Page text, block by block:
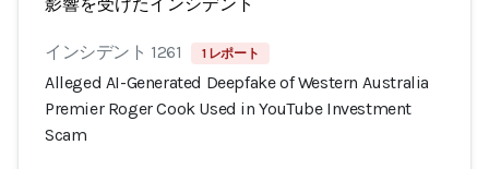
インシデント 1261 1 レポート
Alleged AI-Generated Deepfake of Western Australia
Premier Roger Cook Used in YouTube Investment
Scam